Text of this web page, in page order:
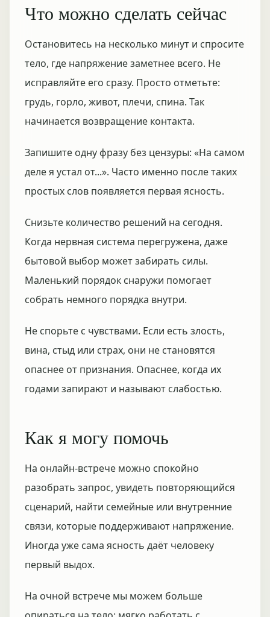
Что можно сделать сейчас
Остановитесь на несколько минут и спросите
тело, где напряжение заметнее всего. Не
исправляйте его сразу. Просто отметьте:
грудь, горло, живот, плечи, спина. Так
начинается возвращение контакта.
Запишите одну фразу без цензуры: «На самом
деле я устал от...». Часто именно после таких
простых слов появляется первая ясность.
Снизьте количество решений на сегодня.
Когда нервная система перегружена, даже
бытовой выбор может забирать силы.
Маленький порядок снаружи помогает
собрать немного порядка внутри.
Не спорьте с чувствами. Если есть злость,
вина, стыд или страх, они не становятся
опаснее от признания. Опаснее, когда их
годами запирают и называют слабостью.
Как я могу помочь
На онлайн-встрече можно спокойно
разобрать запрос, увидеть повторяющийся
сценарий, найти семейные или внутренние
связи, которые поддерживают напряжение.
Иногда уже сама ясность даёт человеку
первый выдох.
На очной встрече мы можем больше